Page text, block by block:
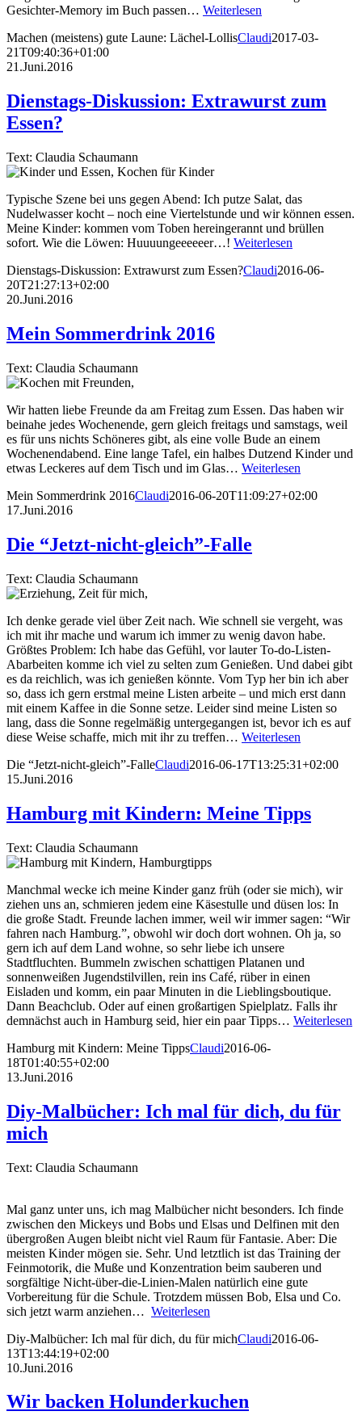
Gesichter-Memory im Buch passen… Weiterlesen
Machen (meistens) gute Laune: Lächel-LollisClaudi2017-03-
21T09:40:36+01:00
21.Juni.2016
Dienstags-Diskussion: Extrawurst zum
Essen?
Text: Claudia Schaumann
Typische Szene bei uns gegen Abend: Ich putze Salat, das
Nudelwasser kocht – noch eine Viertelstunde und wir können essen.
Meine Kinder: kommen vom Toben hereingerannt und brüllen
sofort. Wie die Löwen: Huuuungeeeeeer…! Weiterlesen
Dienstags-Diskussion: Extrawurst zum Essen?Claudi2016-06-
20T21:27:13+02:00
20.Juni.2016
Mein Sommerdrink 2016
Text: Claudia Schaumann
Wir hatten liebe Freunde da am Freitag zum Essen. Das haben wir
beinahe jedes Wochenende, gern gleich freitags und samstags, weil
es für uns nichts Schöneres gibt, als eine volle Bude an einem
Wochenendabend. Eine lange Tafel, ein halbes Dutzend Kinder und
etwas Leckeres auf dem Tisch und im Glas… Weiterlesen
Mein Sommerdrink 2016Claudi2016-06-20T11:09:27+02:00
17.Juni.2016
Die “Jetzt-nicht-gleich”-Falle
Text: Claudia Schaumann
Ich denke gerade viel über Zeit nach. Wie schnell sie vergeht, was
ich mit ihr mache und warum ich immer zu wenig davon habe.
Größtes Problem: Ich habe das Gefühl, vor lauter To-do-Listen-
Abarbeiten komme ich viel zu selten zum Genießen. Und dabei gibt
es da reichlich, was ich genießen könnte. Vom Typ her bin ich aber
so, dass ich gern erstmal meine Listen arbeite – und mich erst dann
mit einem Kaffee in die Sonne setze. Leider sind meine Listen so
lang, dass die Sonne regelmäßig untergegangen ist, bevor ich es auf
diese Weise schaffe, mich mit ihr zu treffen… Weiterlesen
Die “Jetzt-nicht-gleich”-FalleClaudi2016-06-17T13:25:31+02:00
15.Juni.2016
Hamburg mit Kindern: Meine Tipps
Text: Claudia Schaumann
Manchmal wecke ich meine Kinder ganz früh (oder sie mich), wir
ziehen uns an, schmieren jedem eine Käsestulle und düsen los: In
die große Stadt. Freunde lachen immer, weil wir immer sagen: “Wir
fahren nach Hamburg.”, obwohl wir doch dort wohnen. Oh ja, so
gern ich auf dem Land wohne, so sehr liebe ich unsere
Stadtfluchten. Bummeln zwischen schattigen Platanen und
sonnenweißen Jugendstilvillen, rein ins Café, rüber in einen
Eisladen und komm, ein paar Minuten in die Lieblingsboutique.
Dann Beachclub. Oder auf einen großartigen Spielplatz. Falls ihr
demnächst auch in Hamburg seid, hier ein paar Tipps… Weiterlesen
Hamburg mit Kindern: Meine TippsClaudi2016-06-
18T01:40:55+02:00
13.Juni.2016
Diy-Malbücher: Ich mal für dich, du für
mich
Text: Claudia Schaumann
Mal ganz unter uns, ich mag Malbücher nicht besonders. Ich finde
zwischen den Mickeys und Bobs und Elsas und Delfinen mit den
übergroßen Augen bleibt nicht viel Raum für Fantasie. Aber: Die
meisten Kinder mögen sie. Sehr. Und letztlich ist das Training der
Feinmotorik, die Muße und Konzentration beim sauberen und
sorgfältige Nicht-über-die-Linien-Malen natürlich eine gute
Vorbereitung für die Schule. Trotzdem müssen Bob, Elsa und Co.
sich jetzt warm anziehen… Weiterlesen
Diy-Malbücher: Ich mal für dich, du für michClaudi2016-06-
13T13:44:19+02:00
10.Juni.2016
Wir backen Holunderkuchen